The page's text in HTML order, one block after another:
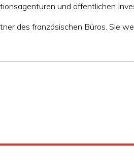
und öffentlichen
des französischen Büros. Sie